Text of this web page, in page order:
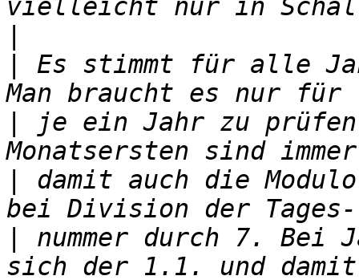
Es stimmt für alle
je ein Jahr zu
damit auch die
nummer durch 7. Bei